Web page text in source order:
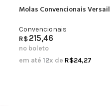
Molas Convencionais
Convencionais
R$215,46
no boleto
em até 12x de R$24,27